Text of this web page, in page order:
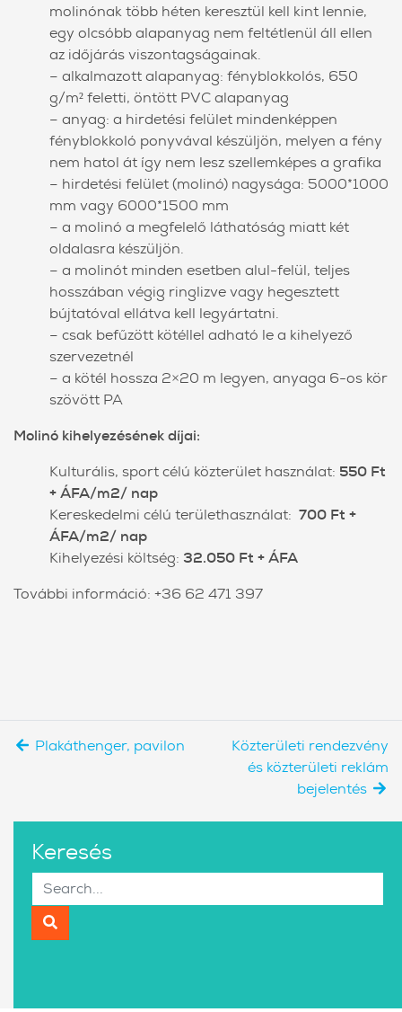
molinónak több héten keresztül kell kint lennie,
egy olcsóbb alapanyag nem feltétlenül áll ellen
az időjárás viszontagságainak.
– alkalmazott alapanyag: fényblokkolós, 650
g/m² feletti, öntött PVC alapanyag
– anyag: a hirdetési felület mindenképpen
fényblokkoló ponyvával készüljön, melyen a fény
nem hatol át így nem lesz szellemképes a grafika
– hirdetési felület (molinó) nagysága: 5000*1000
mm vagy 6000*1500 mm
– a molinó a megfelelő láthatóság miatt két
oldalasra készüljön.
– a molinót minden esetben alul-felül, teljes
hosszában végig ringlizve vagy hegesztett
bújtatóval ellátva kell legyártatni.
– csak befűzött kötéllel adható le a kihelyező
szervezetnél
– a kötél hossza 2×20 m legyen, anyaga 6-os kör
szövött PA
Molinó kihelyezésének díjai:
Kulturális, sport célú közterület használat: 550 Ft
+ ÁFA/m2/ nap
Kereskedelmi célú területhasználat: 700 Ft +
ÁFA/m2/ nap
Kihelyezési költség: 32.050 Ft + ÁFA
További információ: +36 62 471 397
Plakáthenger, pavilon
Közterületi rendezvény
és közterületi reklám
bejelentés
Keresés